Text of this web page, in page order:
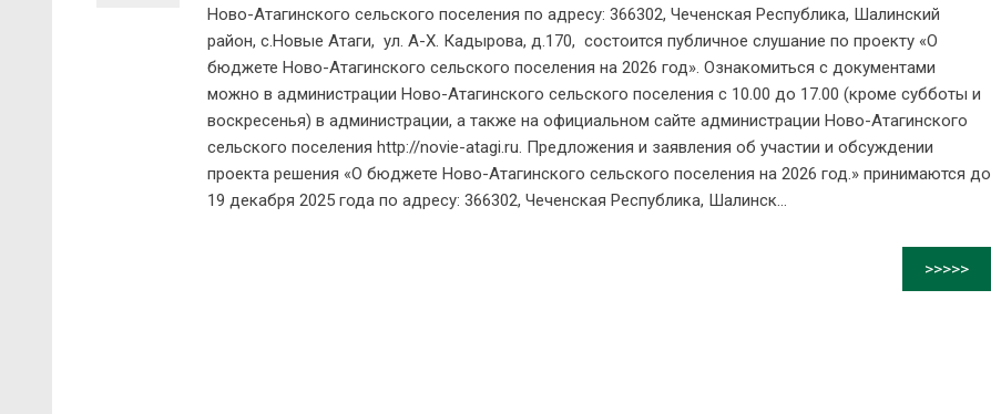
Ново-Атагинского сельского поселения по адресу: 366302, Чеченская Республика, Шалинский
район, с.Новые Атаги, ул. А-Х. Кадырова, д.170, состоится публичное слушание по проекту «О
бюджете Ново-Атагинского сельского поселения на 2026 год». Ознакомиться с документами
можно в администрации Ново-Атагинского сельского поселения с 10.00 до 17.00 (кроме субботы и
воскресенья) в администрации, а также на официальном сайте администрации Ново-Атагинского
сельского поселения http://novie-atagi.ru. Предложения и заявления об участии и обсуждении
проекта решения «О бюджете Ново-Атагинского сельского поселения на 2026 год.» принимаются до
19 декабря 2025 года по адресу: 366302, Чеченская Республика, Шалинск...
>>>>>